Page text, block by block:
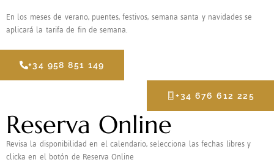
En los meses de verano, puentes, festivos, semana santa y navidades se
aplicará la tarifa de fin de semana.
+34 958 851 149
+34 676 612 225
Reserva Online
Revisa la disponibilidad en el calendario, selecciona las fechas libres y
clicka en el botón de Reserva Online